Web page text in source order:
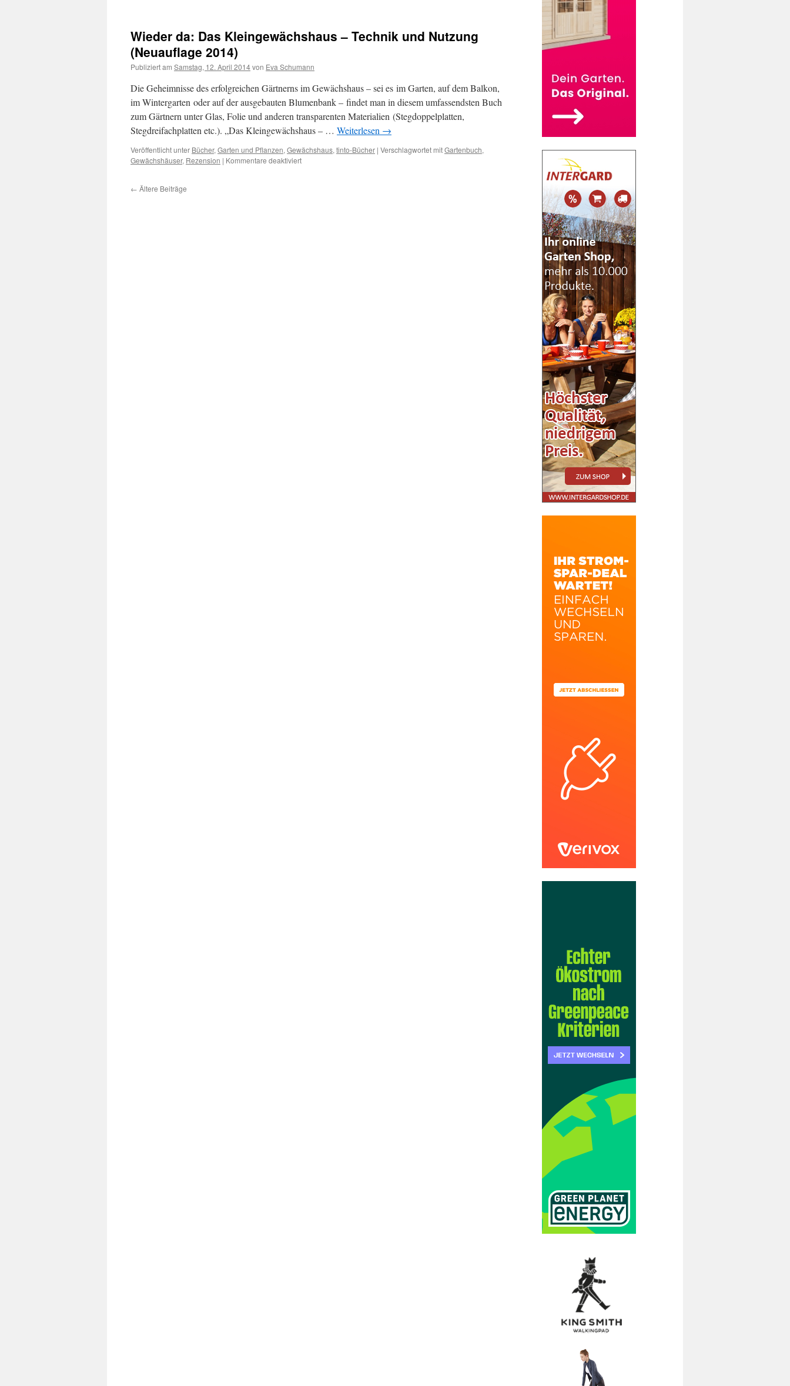
Wieder da: Das Kleingewächshaus – Technik und Nutzung
(Neuauflage 2014)
Publiziert am Samstag, 12. April 2014von Eva Schumann
Die Geheimnisse des erfolgreichen Gärtnerns im Gewächshaus – sei es im Garten, auf dem Balkon,
im Wintergarten oder auf der ausgebauten Blumenbank – findet man in diesem umfassendsten Buch
zum Gärtnern unter Glas, Folie und anderen transparenten Materialien (Stegdoppelplatten,
Stegdreifachplatten etc.). „Das Kleingewächshaus – … Weiterlesen →
Veröffentlicht unter Bücher, Garten und Pflanzen, Gewächshaus, tinto-Bücher | Verschlagwortet mitGartenbuch,
Gewächshäuser, Rezension | Kommentare deaktiviert
← Ältere Beiträge